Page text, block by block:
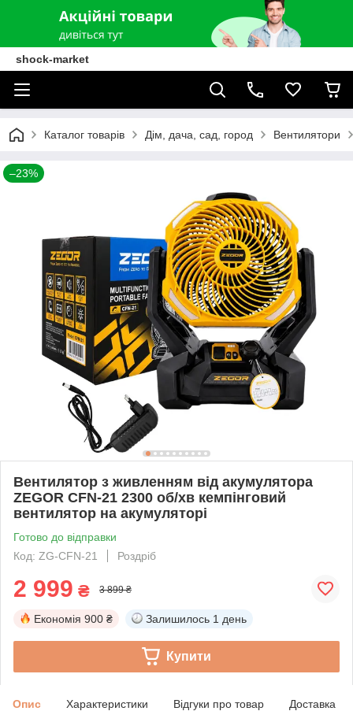
shock-market
Каталог товарів Дім, дача, сад, город Вентилятори
–23%
Вентилятор з живленням від акумулятора
ZEGOR CFN-21 2300 об/хв кемпінговий
вентилятор на акумуляторі
Готово до відправки
Код: ZG-CFN-21
Роздріб
2 999 ₴ 3 899 ₴
Економія 900 ₴ Залишилось 1 день
Купити
Опис Характеристики Відгуки про товар Доставка